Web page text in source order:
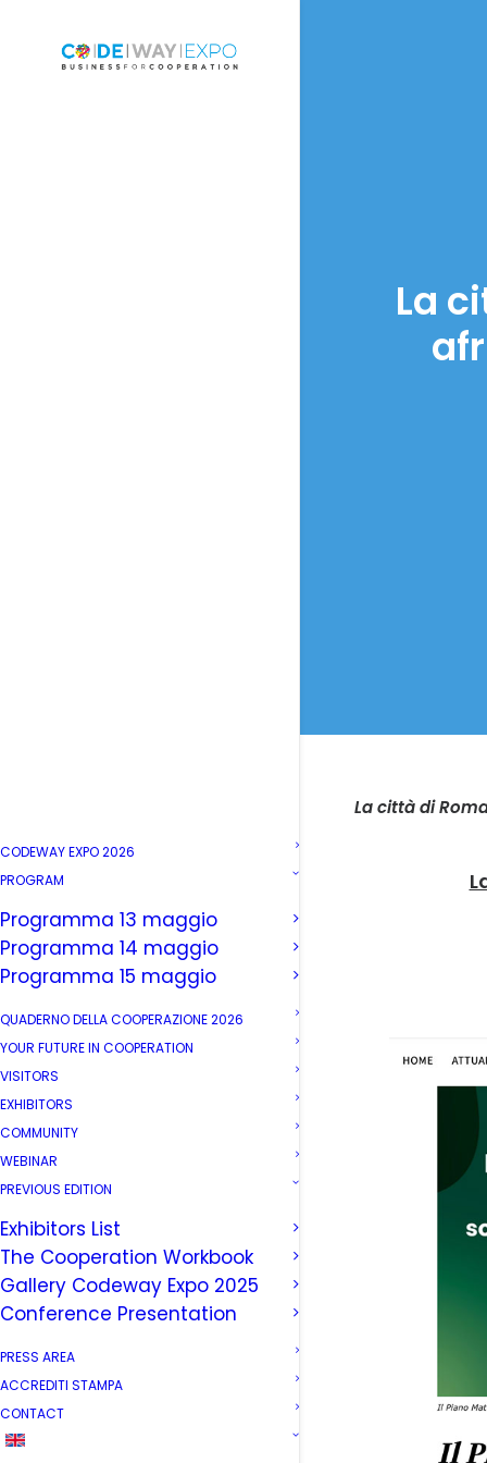
CODEWAY EXPO 2026
PROGRAM
Programma 13 maggio
Programma 14 maggio
Programma 15 maggio
QUADERNO DELLA COOPERAZIONE 2026
YOUR FUTURE IN COOPERATION
VISITORS
EXHIBITORS
COMMUNITY
WEBINAR
PREVIOUS EDITION
Exhibitors List
The Cooperation Workbook
Gallery Codeway Expo 2025
Conference Presentation
PRESS AREA
ACCREDITI STAMPA
CONTACT
La
La città di